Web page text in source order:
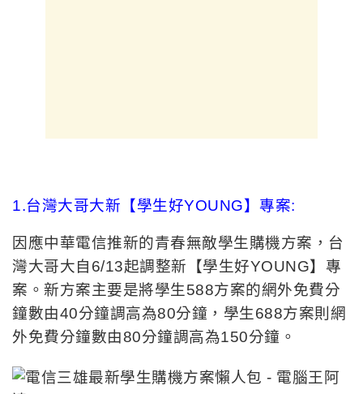
灣大哥大自6/13起調整新【學生好YOUNG】專
外免費分鐘數由80分鐘調高為150分鐘。
2.遠傳青春無敵購機方案: